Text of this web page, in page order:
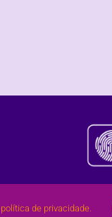
política de privacidade.